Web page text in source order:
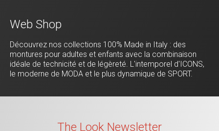
Web Shop
Découvrez nos collections 100% Made in Italy : des
montures pour adultes et enfants avec la combinaison
idéale de technicité et de légèreté. L'intemporel d'ICONS,
le moderne de MODA et le plus dynamique de SPORT.
The Look Newsletter